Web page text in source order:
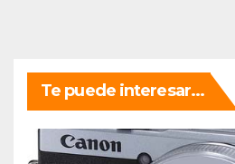
Te puede interesar...